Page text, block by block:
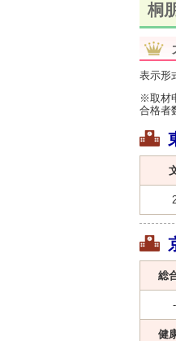
桐
表示形
※取材
合格者
総
健